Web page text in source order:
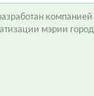
компанией
мэрии